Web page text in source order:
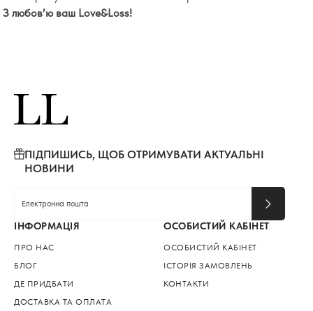
З любов’ю ваш Love&Loss!
ПІДПИШИСЬ, ЩОБ ОТРИМУВАТИ АКТУАЛЬНІ
НОВИНИ
ІНФОРМАЦІЯ
ПРО НАС
БЛОГ
ДЕ ПРИДБАТИ
ДОСТАВКА ТА ОПЛАТА
ОСОБИСТИЙ КАБІНЕТ
ОСОБИСТИЙ КАБІНЕТ
ІСТОРІЯ ЗАМОВЛЕНЬ
КОНТАКТИ